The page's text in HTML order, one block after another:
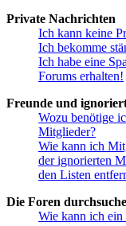
Private Nachrichten
Ich kann keine
Ich bekomme
Ich habe eine
Forums erhalten!
Freunde und
Wozu benötige
Mitglieder?
Wie kann ich
der ignorierten
den Listen
Die Foren
Wie kann ich ein